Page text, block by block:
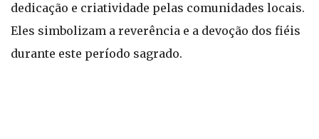
dedicação e criatividade pelas comunidades locais.
Eles simbolizam a reverência e a devoção dos fiéis
durante este período sagrado.